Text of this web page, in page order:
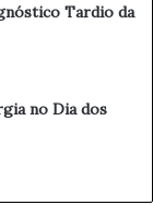
Tardio da
no Dia dos